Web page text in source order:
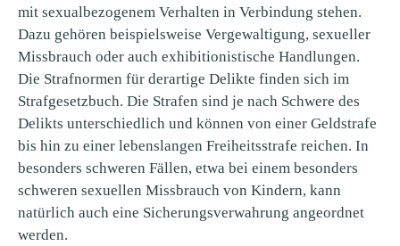
mit sexualbezogenem Verhalten in Verbindung stehen.
Dazu gehören beispielsweise Vergewaltigung, sexueller
Missbrauch oder auch exhibitionistische Handlungen.
Die Strafnormen für derartige Delikte finden sich im
Strafgesetzbuch. Die Strafen sind je nach Schwere des
Delikts unterschiedlich und können von einer Geldstrafe
bis hin zu einer lebenslangen Freiheitsstrafe reichen. In
besonders schweren Fällen, etwa bei einem besonders
schweren sexuellen Missbrauch von Kindern, kann
natürlich auch eine Sicherungsverwahrung angeordnet
werden.